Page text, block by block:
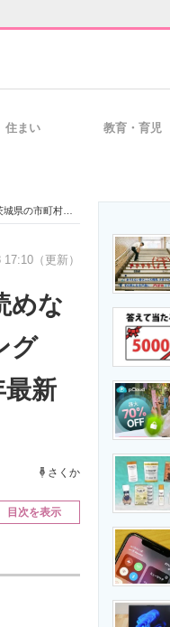
経営リーダーのコミュニティ
製造業のIT導入・活用を支援
エネルギーの専門メディア
住まい 教育・育児
【2024年最新投票結果】
（更新）
めな
グ
新
さくか
目次を表示